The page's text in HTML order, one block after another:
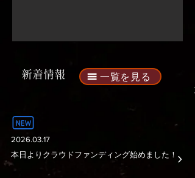
​新着情報​ 一覧を見る
​2026.03.17
​本日よりクラウドファンディング始めました！ ​›
​›